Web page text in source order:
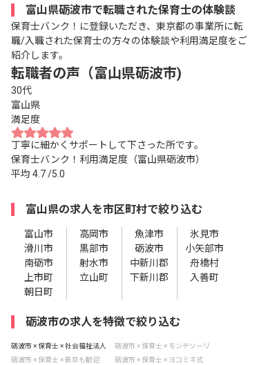
富山県砺波市で転職された保育士の体験談
保育士バンク！に登録いただき、東京都の事業所に転
職/入職された保育士の方々の体験談や利用満足度をご
紹介します。
転職者の声（富山県砺波市)
30代
富山県
満足度
丁寧に細かくサポートして下さった所です。
保育士バンク！利用満足度（富山県砺波市）
平均 4.7/5.0
富山県の求人を市区町村で絞り込む
富山市 高岡市 魚津市
氷見市
滑川市
黒部市 砺波市
小矢部市
南砺市
射水市 中新川郡
舟橋村
上市町
立山町 下新川郡
入善町
朝日町
砺波市の求人を特徴で絞り込む
砺波市 × 保育士 × 社会福祉法人
砺波市 × 保育士 × モンテソーリ
砺波市 × 保育士 × 新卒も歓迎
砺波市 × 保育士 × ヨコミネ式